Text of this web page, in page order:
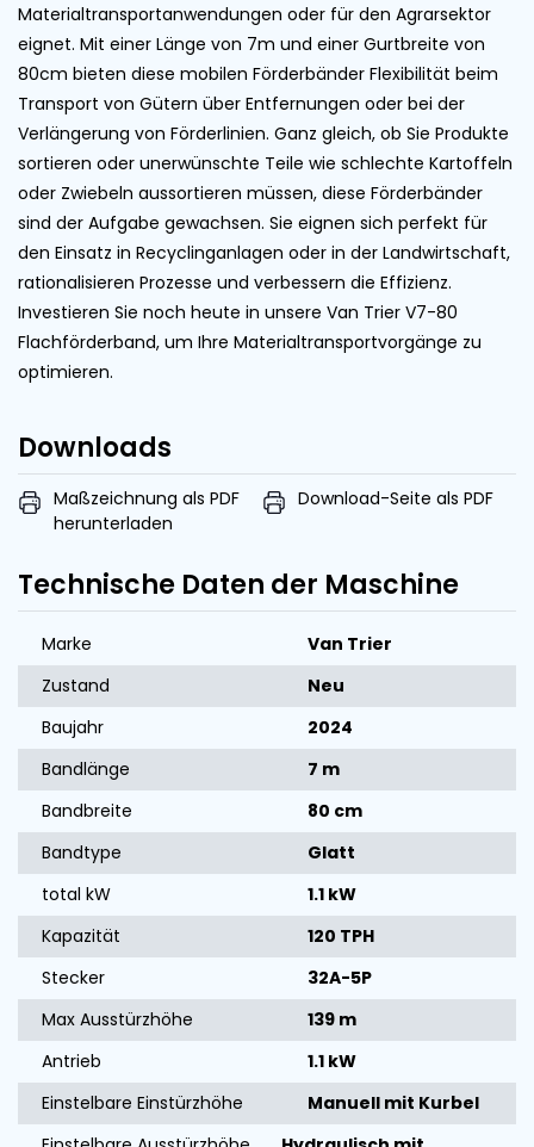
Materialtransportanwendungen oder für den Agrarsektor
eignet. Mit einer Länge von 7m und einer Gurtbreite von
80cm bieten diese mobilen Förderbänder Flexibilität beim
Transport von Gütern über Entfernungen oder bei der
Verlängerung von Förderlinien. Ganz gleich, ob Sie Produkte
sortieren oder unerwünschte Teile wie schlechte Kartoffeln
oder Zwiebeln aussortieren müssen, diese Förderbänder
sind der Aufgabe gewachsen. Sie eignen sich perfekt für
den Einsatz in Recyclinganlagen oder in der Landwirtschaft,
rationalisieren Prozesse und verbessern die Effizienz.
Investieren Sie noch heute in unsere Van Trier V7-80
Flachförderband, um Ihre Materialtransportvorgänge zu
optimieren.
Downloads
Maßzeichnung als PDF
herunterladen
Download-Seite als PDF
Technische Daten der Maschine
Marke
Van Trier
Zustand
Neu
Baujahr
2024
Bandlänge
7 m
Bandbreite
80 cm
Bandtype
Glatt
total kW
1.1 kW
Kapazität
120 TPH
Stecker
32A-5P
Max Ausstürzhöhe
139 m
Antrieb
1.1 kW
Einstelbare Einstürzhöhe
Manuell mit Kurbel